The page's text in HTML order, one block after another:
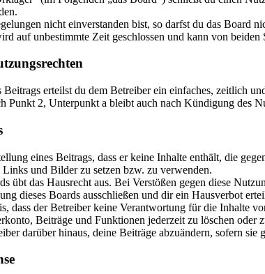
nicht einverstanden bist, so darfst du das Board
auf unbestimmte Zeit geschlossen und kann von
erteilst du dem Betreiber ein einfaches, zeitlich
Punkt 2, Unterpunkt a bleibt auch nach Kündigung des
eines Beitrags, dass er keine Inhalte enthält, die
und Bilder zu setzen bzw. zu verwenden.
übt das Hausrecht aus. Bei Verstößen gegen diese
dieses Boards ausschließen und dir ein Hausverbot
dass der Betreiber keine Verantwortung für die Inhalte
Beiträge und Funktionen jederzeit zu löschen oder
darüber hinaus, deine Beiträge abzuändern, sofern